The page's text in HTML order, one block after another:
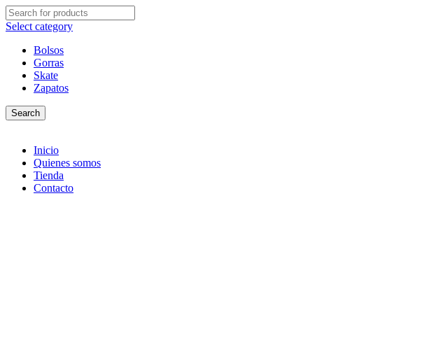
Select category
Bolsos
Gorras
Skate
Zapatos
Search
Inicio
Quienes somos
Tienda
Contacto